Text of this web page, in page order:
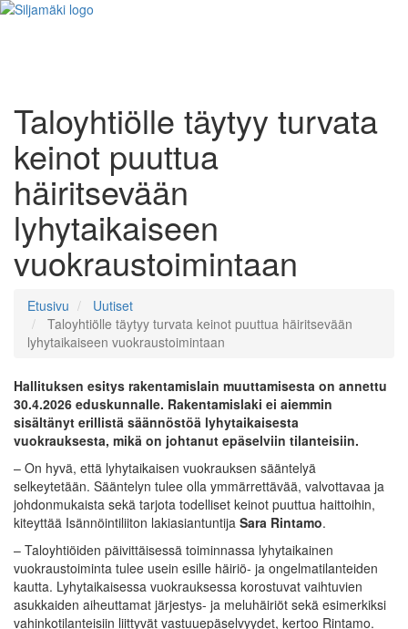
Taloyhtiölle täytyy turvata
keinot puuttua
häiritsevään
lyhytaikaiseen
vuokraustoimintaan
Etusivu
Uutiset
Taloyhtiölle täytyy turvata keinot puuttua häiritsevään
lyhytaikaiseen vuokraustoimintaan
Hallituksen esitys rakentamislain muuttamisesta on annettu
30.4.2026 eduskunnalle. Rakentamislaki ei aiemmin
sisältänyt erillistä säännöstöä lyhytaikaisesta
vuokrauksesta, mikä on johtanut epäselviin tilanteisiin.
– On hyvä, että lyhytaikaisen vuokrauksen sääntelyä
selkeytetään. Sääntelyn tulee olla ymmärrettävää, valvottavaa ja
johdonmukaista sekä tarjota todelliset keinot puuttua haittoihin,
kiteyttää Isännöintiliiton lakiasiantuntija Sara Rintamo.
– Taloyhtiöiden päivittäisessä toiminnassa lyhytaikainen
vuokraustoiminta tulee usein esille häiriö- ja ongelmatilanteiden
kautta. Lyhytaikaisessa vuokrauksessa korostuvat vaihtuvien
asukkaiden aiheuttamat järjestys- ja meluhäiriöt sekä esimerkiksi
vahinkotilanteisiin liittyvät vastuuepäselvyydet, kertoo Rintamo.